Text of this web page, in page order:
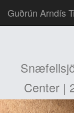
Guðrún Arndís
Center |